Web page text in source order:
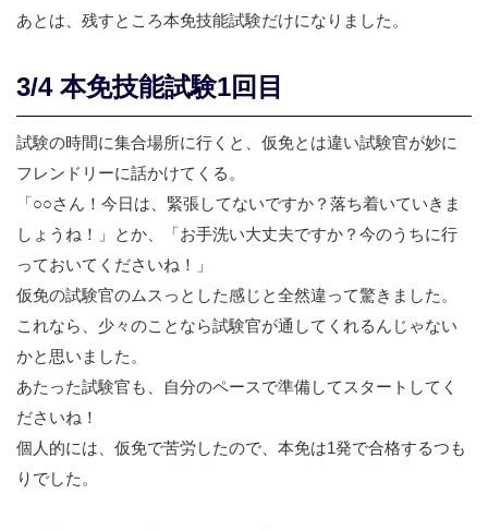
あとは、残すところ本免技能試験だけになりました。
3/4 本免技能試験1回目
試験の時間に集合場所に行くと、仮免とは違い試験官が妙に
フレンドリーに話かけてくる。
「○○さん！今日は、緊張してないですか？落ち着いていきま
しょうね！」とか、「お手洗い大丈夫ですか？今のうちに行
っておいてくださいね！」
仮免の試験官のムスっとした感じと全然違って驚きました。
これなら、少々のことなら試験官が通してくれるんじゃない
かと思いました。
あたった試験官も、自分のペースで準備してスタートしてく
ださいね！
個人的には、仮免で苦労したので、本免は1発で合格するつも
りでした。